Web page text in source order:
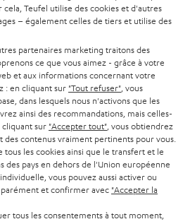
CINEMA
Teufel utilise des cookies et d'autres
– également celles de tiers et utilise des
partenaires marketing traitons des
ce que vous aimez - grâce à votre
et aux informations concernant votre
: en cliquant sur "Tout refuser" , vous
dans lesquels nous n'activons que les
ainsi des recommandations, mais celles-
cliquant sur "Accepter tout" , vous obtiendrez
des contenus vraiment pertinents pour vous.
les cookies ainsi que le transfert et le
des pays en dehors de l'Union européenne
vous pouvez aussi activer ou
et confirmer avec "Accepter la
tous les consentements à tout moment,